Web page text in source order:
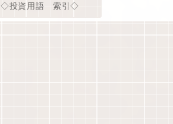
◇投資用語 索引◇